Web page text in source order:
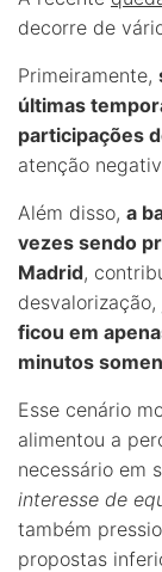
decorre de
Primeiramente,
últimas
participações
atenção
Além disso, a
vezes sendo
Madrid,
ficou em
minutos
Esse cenário
alimentou a
necessário em
interesse de
também
propostas